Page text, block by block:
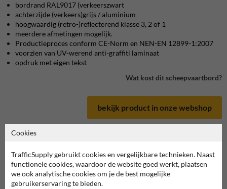
Scheepvaartbord in serie F
deze informatie printen
bordrand RAL9017 (verkeerszwart
achterzijde (verkeers)grijs / aluminium
hoogwaardig (retro-)reflecterend klasse 3, 2 of 1
meerdere afmetingen mogelijk.
Productieproces conform CE-Norm en NEN-EN 12899-1:2007
voorzien van UV-werend anti-graffiti laminaat
opdruk met eigen tekst
Wat kost dit scheepvaartbord?
bekijk product in onze webshop
Cookies
TrafficSupply gebruikt cookies en vergelijkbare technieken. Naast
functionele cookies, waardoor de website goed werkt, plaatsen
we ook analytische cookies om je de best mogelijke
gebruikerservaring te bieden.